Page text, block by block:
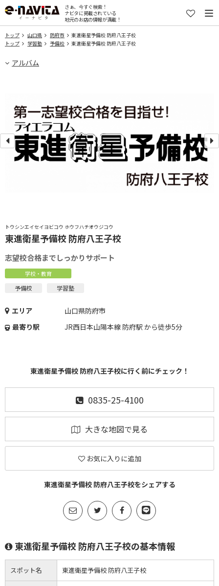
さぁ、今すぐ検索！
ナビタに掲載されている
地元のお店の情報が満載！
トップ 山口県 防府市
東進衛星予備校 防府八王子校
トップ
学習塾 予備校 東進衛星予備校 防府八王子校
アルバム
トウシンエイセイヨビコウ ホウフハチオウジコウ
東進衛星予備校 防府八王子校
志望校合格までしっかりサポート
学校・教育
予備校 学習塾
エリア
山口県防府市
最寄り駅
JR西日本山陽本線 防府駅 から徒歩5分
東進衛星予備校 防府八王子校に行く前にチェック！
0835-25-4100
大きな地図で見る
お気に入りに追加
東進衛星予備校 防府八王子校をシェアする
東進衛星予備校 防府八王子校の基本情報
スポット名 東進衛星予備校 防府八王子校